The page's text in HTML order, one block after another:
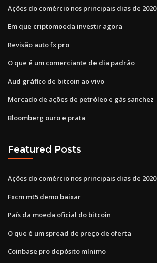
Ações do comércio nos principais dias de 2020
Em que criptomoeda investir agora
Revisão auto fx pro
O que é um comerciante de dia padrão
Aud gráfico de bitcoin ao vivo
Mercado de ações de petróleo e gás sanchez
Bloomberg ouro e prata
Featured Posts
Ações do comércio nos principais dias de 2020
Fxcm mt5 demo baixar
País da moeda oficial do bitcoin
O que é um spread de preço de oferta
Coinbase pro depósito mínimo